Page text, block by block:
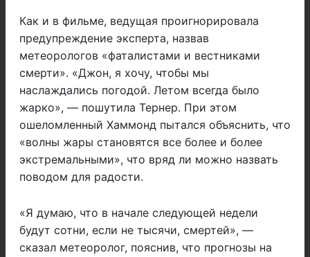
Как и в фильме, ведущая проигнорировала
предупреждение эксперта, назвав
метеорологов «фаталистами и вестниками
смерти». «Джон, я хочу, чтобы мы
наслаждались погодой. Летом всегда было
жарко», — пошутила Тернер. При этом
ошеломленный Хаммонд пытался объяснить, что
«волны жары становятся все более и более
экстремальными», что вряд ли можно назвать
поводом для радости.
«Я думаю, что в начале следующей недели
будут сотни, если не тысячи, смертей», —
сказал метеоролог, пояснив, что прогнозы на